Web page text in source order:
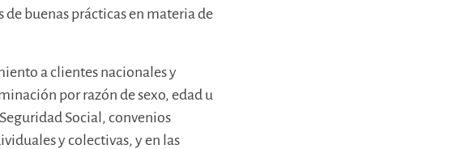
buenas prácticas en materia de
a clientes nacionales y
por razón de sexo, edad u
Social, convenios
y colectivas, y en las